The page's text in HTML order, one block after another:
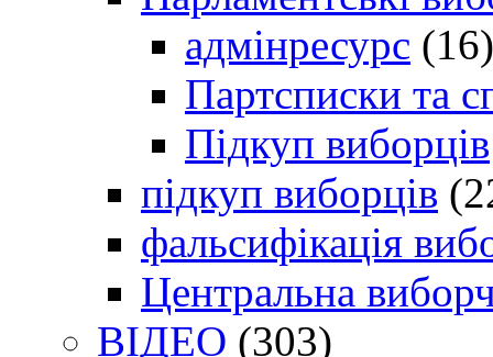
адмінресурс (16)
Партсписки та
Підкуп виборців
підкуп виборців
фальсифікація
Центральна
ВІДЕО (303)